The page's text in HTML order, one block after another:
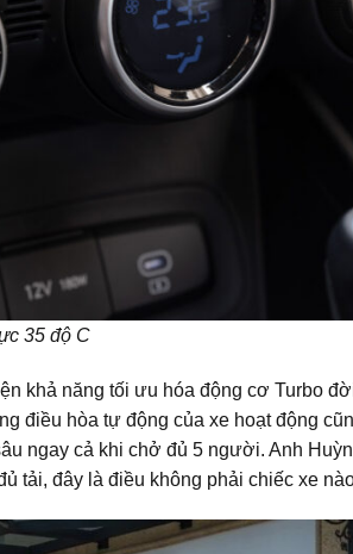
35 độ C
khả năng tối ưu hóa động cơ Turbo
điều hòa tự động của xe hoạt động
ngay cả khi chở đủ 5 người. Anh
tải, đây là điều không phải chiếc xe